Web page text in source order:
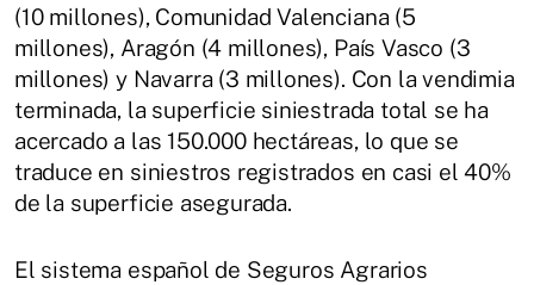
(10 millones), Comunidad Valenciana (5
millones), Aragón (4 millones), País Vasco (3
millones) y Navarra (3 millones). Con la vendimia
terminada, la superficie siniestrada total se ha
acercado a las 150.000 hectáreas, lo que se
traduce en siniestros registrados en casi el 40%
de la superficie asegurada.
El sistema español de Seguros Agrarios